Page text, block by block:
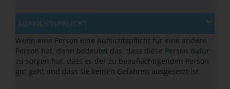
AUFSICHTSPFLICHT
Wenn eine Person eine Aufsichtspflicht für eine andere
Person hat, dann bedeutet das, dass diese Person dafür
zu sorgen hat, dass es der zu beaufsichtigenden Person
gut geht und dass sie keinen Gefahren ausgesetzt ist.